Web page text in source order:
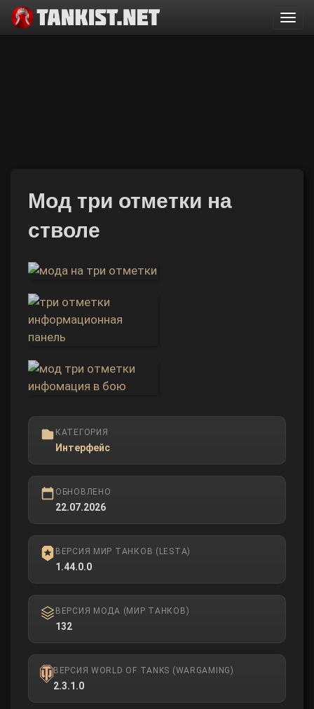
Мод три отметки на
стволе
КАТЕГОРИЯ
Интерфейс
ОБНОВЛЕНО
22.07.2026
ВЕРСИЯ МИР ТАНКОВ (LESTA)
1.44.0.0
ВЕРСИЯ МОДА (МИР ТАНКОВ)
132
ВЕРСИЯ WORLD OF TANKS (WARGAMING)
2.3.1.0